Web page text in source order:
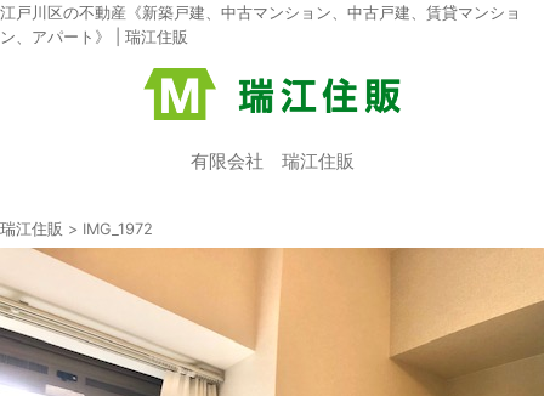
江戸川区の不動産《新築戸建、中古マンション、中古戸建、賃貸マンショ
ン、アパート》 | 瑞江住販
有限会社 瑞江住販
瑞江住販 > IMG_1972